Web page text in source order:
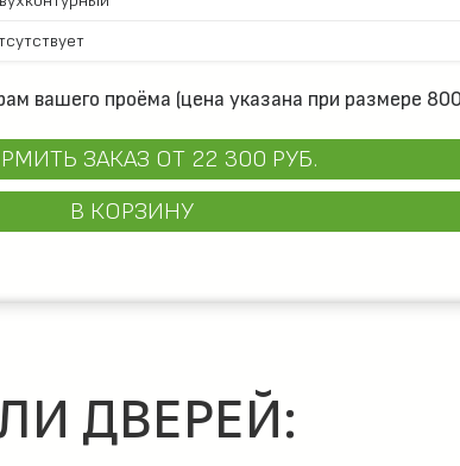
вашего проёма (цена указана при размере
ЗАКАЗ ОТ 22 300 РУБ.
В КОРЗИНУ
ДВЕРЕЙ: